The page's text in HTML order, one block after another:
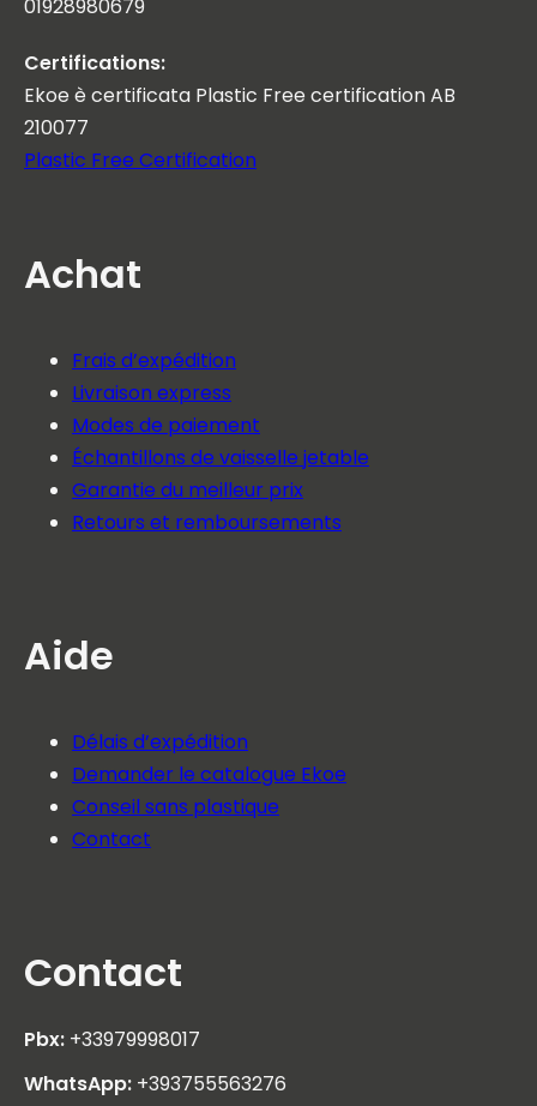
01928980679
Certifications:
Ekoe è certificata Plastic Free certification AB
210077
Plastic Free Certification
Achat
Frais d’expédition
Livraison express
Modes de paiement
Échantillons de vaisselle jetable
Garantie du meilleur prix
Retours et remboursements
Aide
Délais d’expédition
Demander le catalogue Ekoe
Conseil sans plastique
Contact
Contact
Pbx: +33979998017
WhatsApp: +393755563276